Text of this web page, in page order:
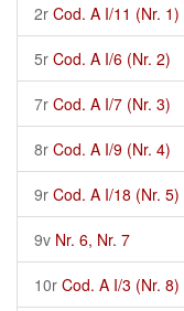
2r Cod. A I/11 (Nr. 1)
5r Cod. A I/6 (Nr. 2)
7r Cod. A I/7 (Nr. 3)
8r Cod. A I/9 (Nr. 4)
9r Cod. A I/18 (Nr. 5)
9v Nr. 6, Nr. 7
10r Cod. A I/3 (Nr. 8)